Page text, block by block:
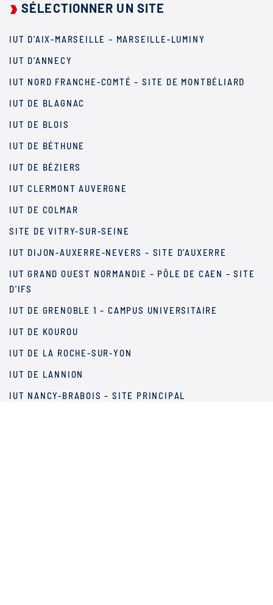
SÉLECTIONNER UN SITE
IUT D’AIX-MARSEILLE – MARSEILLE-LUMINY
IUT D’ANNECY
IUT NORD FRANCHE-COMTÉ – SITE DE MONTBÉLIARD
IUT DE BLAGNAC
IUT DE BLOIS
IUT DE BÉTHUNE
IUT DE BÉZIERS
IUT CLERMONT AUVERGNE
IUT DE COLMAR
SITE DE VITRY-SUR-SEINE
IUT DIJON-AUXERRE-NEVERS – SITE D’AUXERRE
IUT GRAND OUEST NORMANDIE – PÔLE DE CAEN – SITE
D’IFS
IUT DE GRENOBLE 1 – CAMPUS UNIVERSITAIRE
IUT DE KOUROU
IUT DE LA ROCHE-SUR-YON
IUT DE LANNION
IUT NANCY-BRABOIS – SITE PRINCIPAL